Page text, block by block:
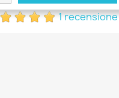
1 recensione